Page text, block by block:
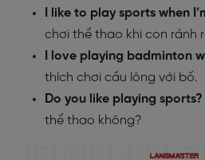
I like to play sports when
chơi thể thao khi con rảnh
I love playing badminton
thích chơi cầu lông với bố.
Do you like playing
thể thao không?